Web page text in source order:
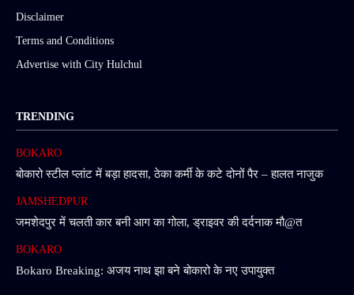
Disclaimer
Terms and Conditions
Advertise with City Hulchul
TRENDING
BOKARO
बोकारो स्टील प्लांट में बड़ा हादसा, ठेका कर्मी के कटे दोनों पैर – हालत नाजुक
JAMSHEDPUR
जमशेदपुर में चलती कार बनी आग का गोला, ड्राइवर की दर्दनाक मौ@त
BOKARO
Bokaro Breaking: अजय नाथ झा बने बोकारो के नए उपायुक्त